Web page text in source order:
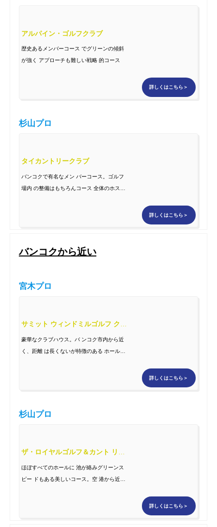
アルパイン・ゴルフクラブ
歴史あるメンバーコース でグリーンの傾斜
が強く アプローチも難しい戦略 的コース
詳しくはこちら＞
杉山プロ
タイカントリークラブ
バンコクで有名なメン バーコース。ゴルフ
場内 の整備はもちろんコース 全体のホスピ
詳しくはこちら＞
バンコクから近い
宮木プロ
サミット ウィンドミルゴルフ クラブ
豪華なクラブハウス。バ ンコク市内から近
く、距離 は長くないが特徴のある ホールが
詳しくはこちら＞
杉山プロ
ザ・ロイヤルゴルフ＆カント リークラブ
ほぼすべてのホールに 池が絡みグリーンス
ピー ドもある美しいコース。空 港から近く
詳しくはこちら＞